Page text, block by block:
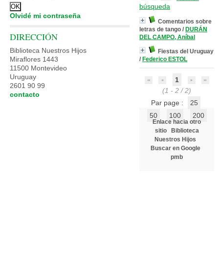
búsqueda
Comentarios sobre
letras de tango / DURÁN
DEL CAMPO, Aníbal
Fiestas del Uruguay
/ Federico ESTOL
1
(1 - 2 / 2)
Par page :
25
50
100 200
Enlace hacia otro
sitio
Biblioteca
Nuestros Hijos
Buscar en Google
pmb
Olvidé mi contraseña
DIRECCIÓN
Biblioteca Nuestros Hijos
Miraflores 1443
11500 Montevideo
Uruguay
2601 90 99
contacto